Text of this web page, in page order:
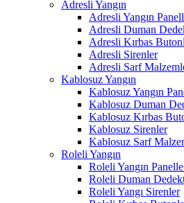
Adresli Yangın
Adresli Yangın
Adresli Duman
Adresli Kırbas
Adresli Sirenler
Adresli Sarf
Kablosuz Yangın
Kablosuz Yangın
Kablosuz Duman
Kablosuz Kırbas
Kablosuz Sirenler
Kablosuz Sarf
Roleli Yangın
Roleli Yangın
Roleli Duman
Roleli Yangı Sirenler